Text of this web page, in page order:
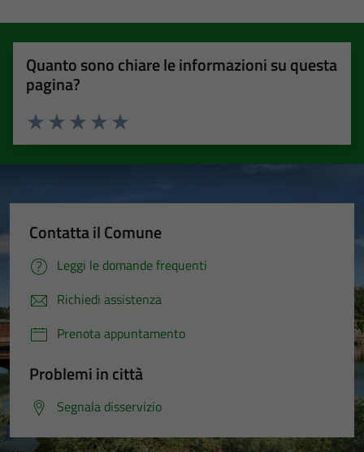
Quanto sono chiare le informazioni su questa
pagina?
Valuta 5 stelle su 5
Valuta 4 stelle su 5
Valuta 3 stelle su 5
Valuta 2 stelle su 5
Valuta 1 stelle su 5
Contatta il Comune
Leggi le domande frequenti
Richiedi assistenza
Prenota appuntamento
Problemi in città
Segnala disservizio